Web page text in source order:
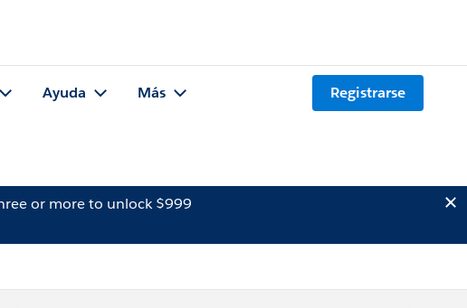
Ayuda Más Registrarse
or more to unlock $999